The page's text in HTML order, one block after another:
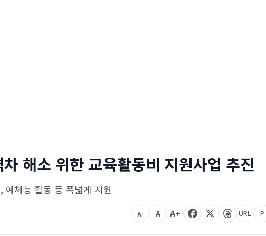
해소 위한 교육활동비 지원사업 추진
체능 활동 등 폭넓게 지원
A- A A+ URL P